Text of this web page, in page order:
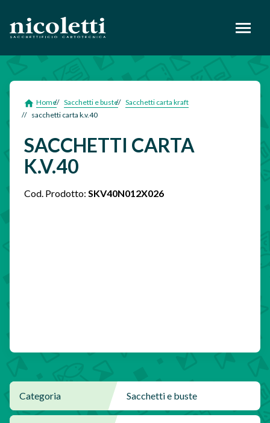
footer
Home Sacchetti e buste
Sacchetti carta kraft
sacchetti carta k.v.40
SACCHETTI CARTA
K.V.40
Cod. Prodotto: SKV40N012X026
Categoria Sacchetti e buste